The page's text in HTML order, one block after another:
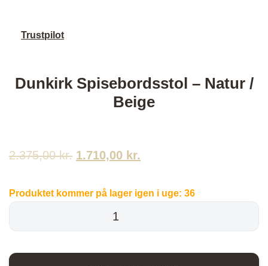
Trustpilot
Dunkirk Spisebordsstol – Natur /
Beige
2.375,00kr. Den
2.375,00 kr..
1.710,00 kr.
1.710,00 kr..
Produktet kommer på lager igen i uge: 36
Natur